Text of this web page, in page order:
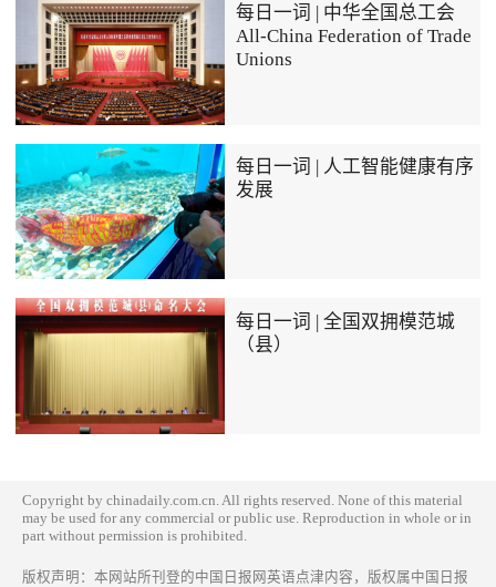
每日一词 | 中华全国总工会
All-China Federation of Trade
Unions
每日一词 | 人工智能健康有序
发展
每日一词 | 全国双拥模范城
（县）
Copyright by chinadaily.com.cn. All rights reserved. None of this material
may be used for any commercial or public use. Reproduction in whole or in
part without permission is prohibited.
版权声明：本网站所刊登的中国日报网英语点津内容，版权属中国日报